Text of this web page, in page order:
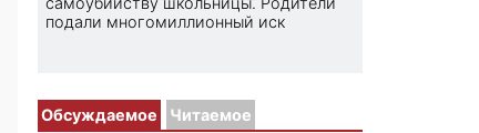
подали многомиллионный иск
Обсуждаемое Читаемое